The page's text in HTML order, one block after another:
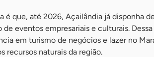
é que, até 2026, Açailândia já disponha
de eventos empresariais e culturais.
em turismo de negócios e lazer no
recursos naturais da região.